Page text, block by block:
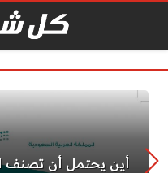
أين يحتمل أن تصنف